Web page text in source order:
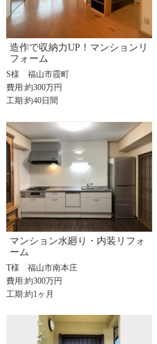
造作で収納力UP！マンションリ
フォーム
S様福山市霞町
費用:約300万円
工期:約40日間
マンション水廻り・内装リフォ
ーム
T様福山市南本庄
費用:約300万円
工期:約1ヶ月